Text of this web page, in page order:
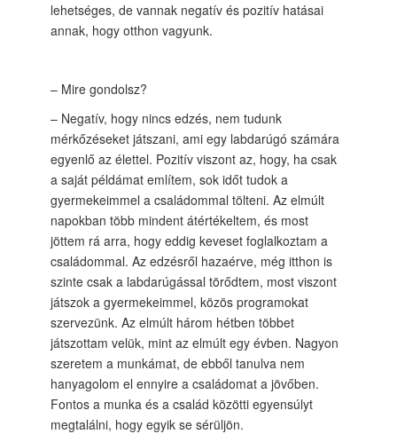
lehetséges, de vannak negatív és pozitív hatásai
annak, hogy otthon vagyunk.
– Mire gondolsz?
– Negatív, hogy nincs edzés, nem tudunk
mérkőzéseket játszani, ami egy labdarúgó számára
egyenlő az élettel. Pozitív viszont az, hogy, ha csak
a saját példámat említem, sok időt tudok a
gyermekeimmel a családommal tölteni. Az elmúlt
napokban több mindent átértékeltem, és most
jöttem rá arra, hogy eddig keveset foglalkoztam a
családommal. Az edzésről hazaérve, még itthon is
szinte csak a labdarúgással törődtem, most viszont
játszok a gyermekeimmel, közös programokat
szervezünk. Az elmúlt három hétben többet
játszottam velük, mint az elmúlt egy évben. Nagyon
szeretem a munkámat, de ebből tanulva nem
hanyagolom el ennyire a családomat a jövőben.
Fontos a munka és a család közötti egyensúlyt
megtalálni, hogy egyik se sérüljön.